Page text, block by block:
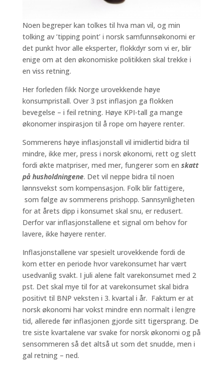
Noen begreper kan tolkes til hva man vil, og min
tolking av ’tipping point’ i norsk samfunnsøkonomi er
det punkt hvor alle eksperter, flokkdyr som vi er, blir
enige om at den økonomiske politikken skal trekke i
en viss retning.
Her forleden fikk Norge urovekkende høye
konsumpristall. Over 3 pst inflasjon ga flokken
bevegelse – i feil retning. Høye KPI-tall ga mange
økonomer inspirasjon til å rope om høyere renter.
Sommerens høye inflasjonstall vil imidlertid bidra til
mindre, ikke mer, press i norsk økonomi, rett og slett
fordi økte matpriser, med mer, fungerer som en skatt
på husholdningene. Det vil neppe bidra til noen
lønnsvekst som kompensasjon. Folk blir fattigere,
som følge av sommerens prishopp. Sannsynligheten
for at årets dipp i konsumet skal snu, er redusert.
Derfor var inflasjonstallene et signal om behov for
lavere, ikke høyere renter.
Inflasjonstallene var spesielt urovekkende fordi de
kom etter en periode hvor varekonsumet har vært
usedvanlig svakt. I juli alene falt varekonsumet med 2
pst. Det skal mye til for at varekonsumet skal bidra
positivt til BNP veksten i 3. kvartal i år. Faktum er at
norsk økonomi har vokst mindre enn normalt i lengre
tid, allerede før inflasjonen gjorde sitt tigersprang. De
tre siste kvartalene var svake for norsk økonomi og på
sensommeren så det altså ut som det snudde, men i
gal retning – ned.